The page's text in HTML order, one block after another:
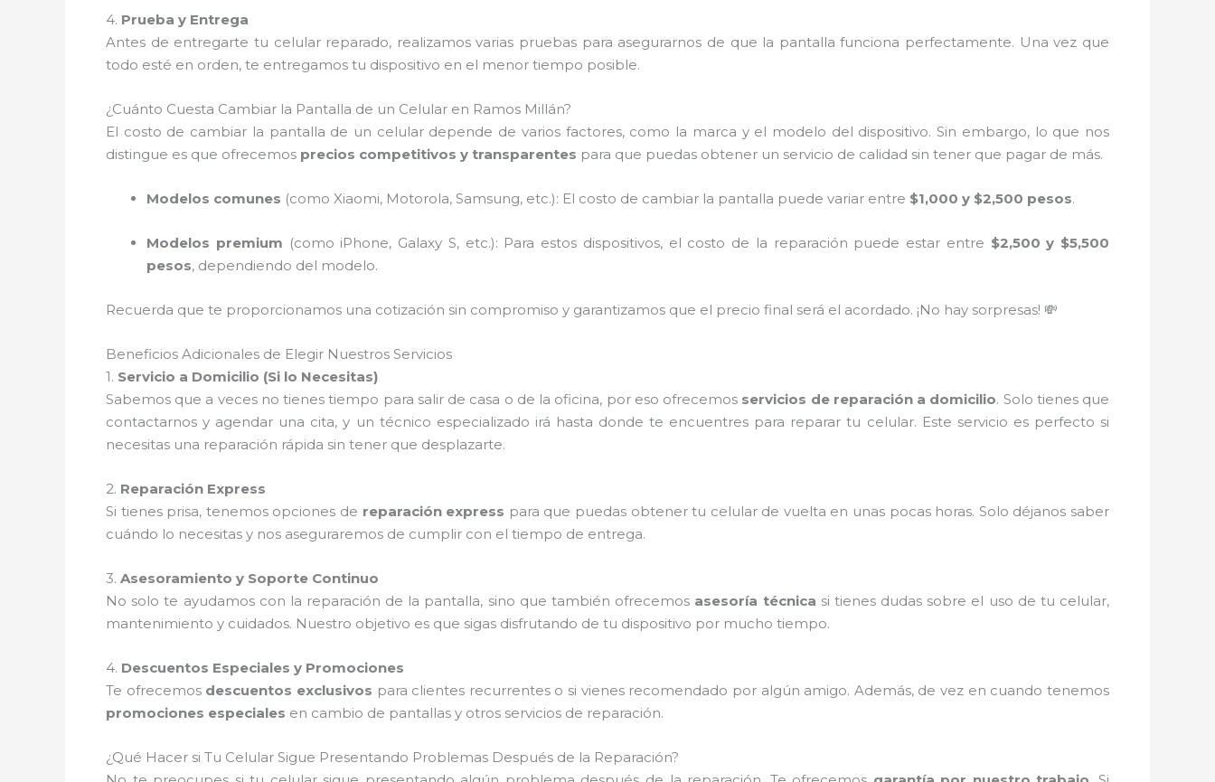
4. Prueba y Entrega
Antes de entregarte tu celular reparado, realizamos varias pruebas para asegurarnos de que la pantalla funciona perfectamente. Una vez que
todo esté en orden, te entregamos tu dispositivo en el menor tiempo posible.
¿Cuánto Cuesta Cambiar la Pantalla de un Celular en Ramos Millán?
El costo de cambiar la pantalla de un celular depende de varios factores, como la marca y el modelo del dispositivo. Sin embargo, lo que nos
distingue es que ofrecemos precios competitivos y transparentes para que puedas obtener un servicio de calidad sin tener que pagar de más.
Modelos comunes (como Xiaomi, Motorola, Samsung, etc.): El costo de cambiar la pantalla puede variar entre $1,000 y $2,500 pesos.
Modelos premium (como iPhone, Galaxy S, etc.): Para estos dispositivos, el costo de la reparación puede estar entre $2,500 y $5,500
pesos, dependiendo del modelo.
Recuerda que te proporcionamos una cotización sin compromiso y garantizamos que el precio final será el acordado. ¡No hay sorpresas! 💸
Beneficios Adicionales de Elegir Nuestros Servicios
1. Servicio a Domicilio (Si lo Necesitas)
Sabemos que a veces no tienes tiempo para salir de casa o de la oficina, por eso ofrecemos servicios de reparación a domicilio. Solo tienes que
contactarnos y agendar una cita, y un técnico especializado irá hasta donde te encuentres para reparar tu celular. Este servicio es perfecto si
necesitas una reparación rápida sin tener que desplazarte.
2. Reparación Express
Si tienes prisa, tenemos opciones de reparación express para que puedas obtener tu celular de vuelta en unas pocas horas. Solo déjanos saber
cuándo lo necesitas y nos aseguraremos de cumplir con el tiempo de entrega.
3. Asesoramiento y Soporte Continuo
No solo te ayudamos con la reparación de la pantalla, sino que también ofrecemos asesoría técnica si tienes dudas sobre el uso de tu celular,
mantenimiento y cuidados. Nuestro objetivo es que sigas disfrutando de tu dispositivo por mucho tiempo.
4. Descuentos Especiales y Promociones
Te ofrecemos descuentos exclusivos para clientes recurrentes o si vienes recomendado por algún amigo. Además, de vez en cuando tenemos
promociones especiales en cambio de pantallas y otros servicios de reparación.
¿Qué Hacer si Tu Celular Sigue Presentando Problemas Después de la Reparación?